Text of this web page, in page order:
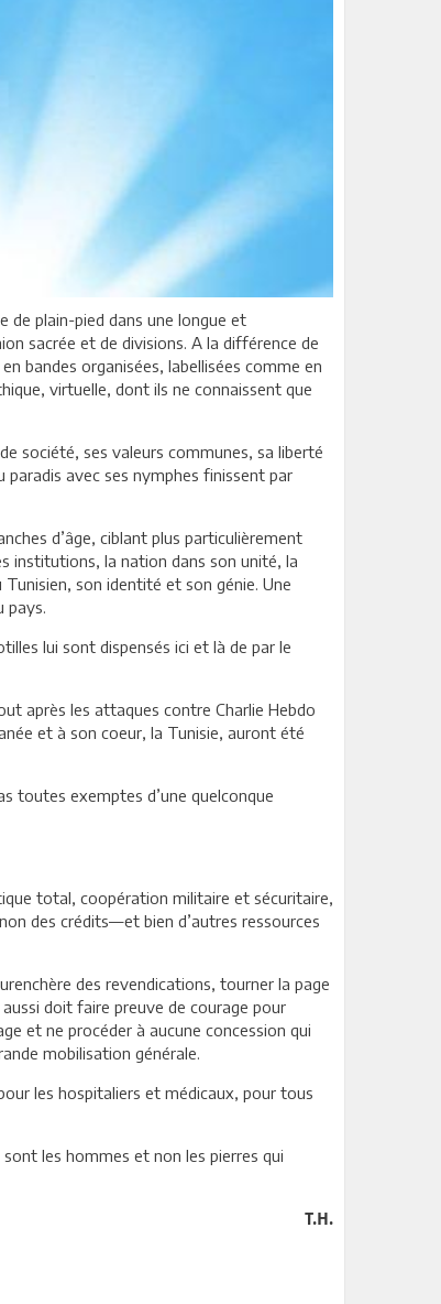
de plain-pied dans une longue et
sacrée et de divisions. A la différence de
bandes organisées, labellisées comme en
virtuelle, dont ils ne connaissent que
société, ses valeurs communes, sa liberté
avec ses nymphes finissent par
d’âge, ciblant plus particulièrement
institutions, la nation dans son unité, la
son identité et son génie. Une
pays.
lui sont dispensés ici et là de par le
après les attaques contre Charlie Hebdo
et à son coeur, la Tunisie, auront été
toutes exemptes d’une quelconque
total, coopération militaire et sécuritaire,
des crédits—et bien d’autres ressources
des revendications, tourner la page
doit faire preuve de courage pour
et ne procéder à aucune concession qui
mobilisation générale.
les hospitaliers et médicaux, pour tous
les hommes et non les pierres qui
T.H.